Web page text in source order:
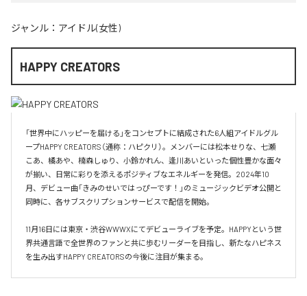
ジャンル： アイドル(女性)
HAPPY CREATORS
「世界中にハッピーを届ける」をコンセプトに結成された6人組アイドルグル
ープHAPPY CREATORS（通称：ハピクリ）。メンバーには松本せりな、七瀬
こあ、橘あや、楠森しゅり、小鈴かれん、逢川あいといった個性豊かな面々
が揃い、日常に彩りを添えるポジティブなエネルギーを発信。2024年10
月、デビュー曲「きみのせいではっぴーです！」のミュージックビデオ公開と
同時に、各サブスクリプションサービスで配信を開始。
11月16日には東京・渋谷WWWXにてデビューライブを予定。HAPPYという世
界共通言語で全世界のファンと共に歩むリーダーを目指し、新たなハピネス
を生み出すHAPPY CREATORSの今後に注目が集まる。